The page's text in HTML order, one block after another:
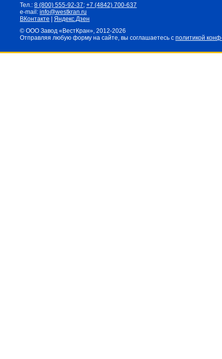
Тел.: 8 (800) 555-92-37; +7 (4842) 700-637
e-mail: info@westkran.ru
ВКонтакте
Яндекс.Дзен
© ООО Завод «ВестКран», 2012-2026
Отправляя любую форму на сайте, вы соглашаетесь с политикой